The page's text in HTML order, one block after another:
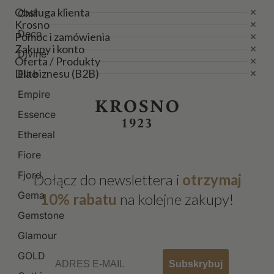
Chill
Deco
Divine
Elite
Empire
Essence
Ethereal
Fiore
Fjord
Gema
Gemstone
Glamour
GOLD
Obsługa klienta
Krosno
Pomoc i zamówienia
Zakupy i konto
Oferta / Produkty
Dla biznesu (B2B)
Dołącz do newslettera i otrzymaj
10% rabatu na kolejne zakupy!
Subskrybuj